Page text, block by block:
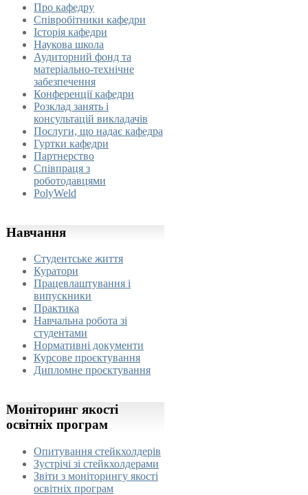
Про кафедру
Співробітники кафедри
Історія кафедри
Наукова школа
Аудиторний фонд та
матеріально-технічне
забезпечення
Конференції кафедри
Розклад занять і
консультацій викладачів
Послуги, що надає кафедра
Гуртки кафедри
Партнерство
Співпраця з
роботодавцями
PolyWeld
Навчання
Студентське життя
Куратори
Працевлаштування і
випускники
Практика
Навчальна робота зі
студентами
Нормативні документи
Курсове проєктування
Дипломне проєктування
Моніторинг якості
освітніх програм
Опитування стейкхолдерів
Зустрічі зі стейкхолдерами
Звіти з моніторингу якості
освітніх програм